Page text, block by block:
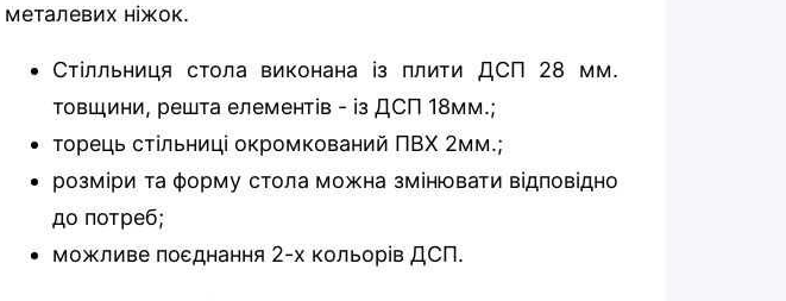
металевих ніжок.
Стілльниця стола виконана із плити ДСП 28 мм.
товщини, решта елементів - із ДСП 18мм.;
торець стільниці окромкований ПВХ 2мм.;
розміри та форму стола можна змінювати відповідно
до потреб;
можливе поєднання 2-х кольорів ДСП.